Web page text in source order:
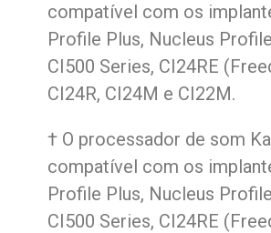
compatível com os
Profile Plus, Nucleus
CI500 Series, CI24RE
CI24R, CI24M e CI22M.
† O processador de som
compatível com os
Profile Plus, Nucleus
CI500 Series, CI24RE